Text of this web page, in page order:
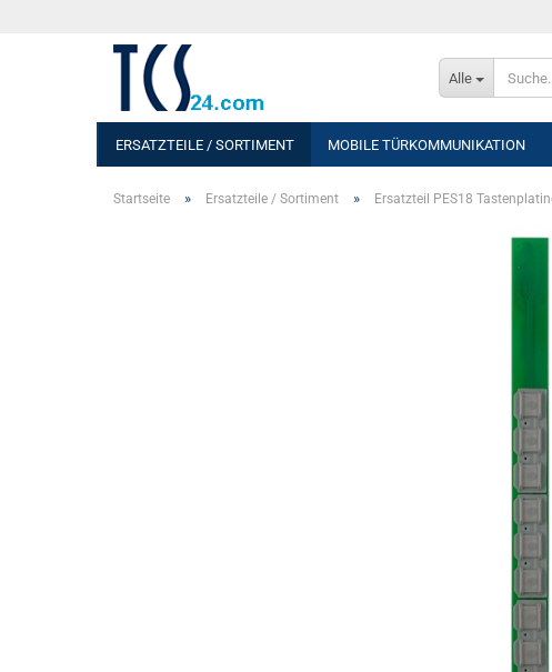
Alle
ERSATZTEILE / SORTIMENT MOBILE TÜRKOMMUNIKATION
Startseite » Ersatzteile / Sortiment » Ersatzteil PES18